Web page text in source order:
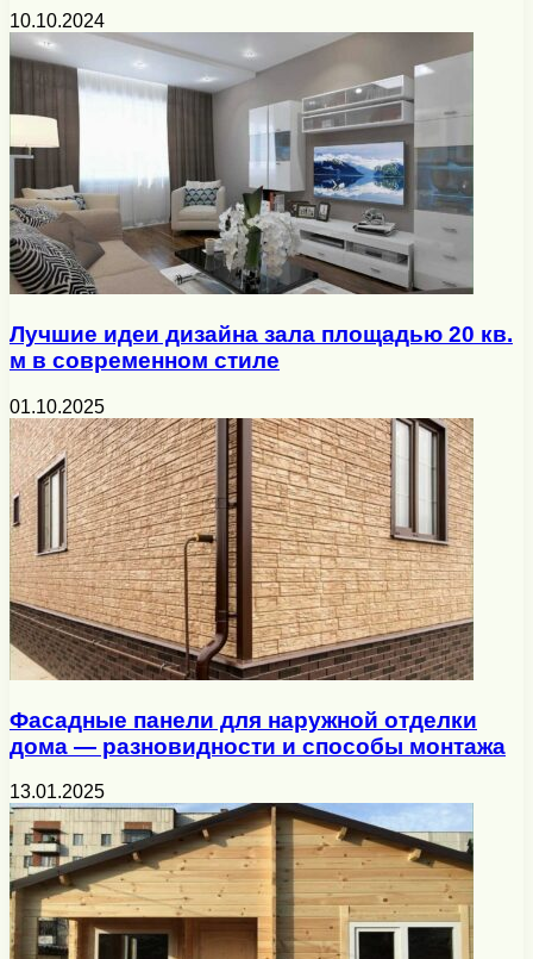
10.10.2024
Лучшие идеи дизайна зала площадью 20 кв.
м в современном стиле
01.10.2025
Фасадные панели для наружной отделки
дома — разновидности и способы монтажа
13.01.2025